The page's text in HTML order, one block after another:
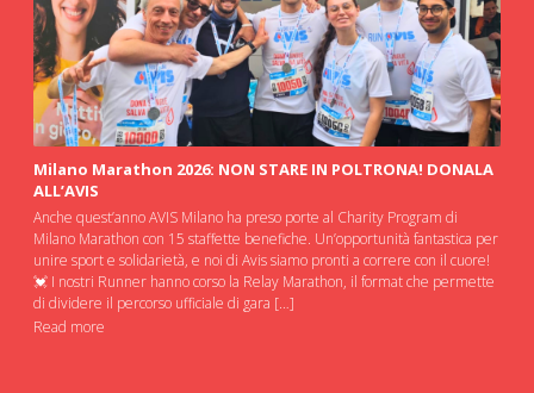
Milano Marathon 2026: NON STARE IN POLTRONA! DONALA
ALL’AVIS
Anche quest’anno AVIS Milano ha preso porte al Charity Program di
Milano Marathon con 15 staffette benefiche. Un’opportunità fantastica per
unire sport e solidarietà, e noi di Avis siamo pronti a correre con il cuore!
💓 I nostri Runner hanno corso la Relay Marathon, il format che permette
di dividere il percorso ufficiale di gara […]
Read more